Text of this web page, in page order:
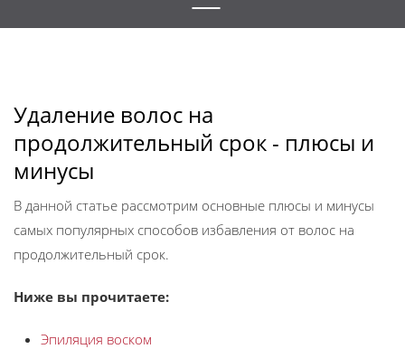
Удаление волос на
продолжительный срок - плюсы и
минусы
В данной статье рассмотрим основные плюсы и минусы
самых популярных способов избавления от волос на
продолжительный срок.
Ниже вы прочитаете:
Эпиляция воском